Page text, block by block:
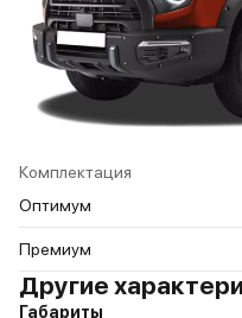
Комплектация
Оптимум
Премиум
Другие
Габариты